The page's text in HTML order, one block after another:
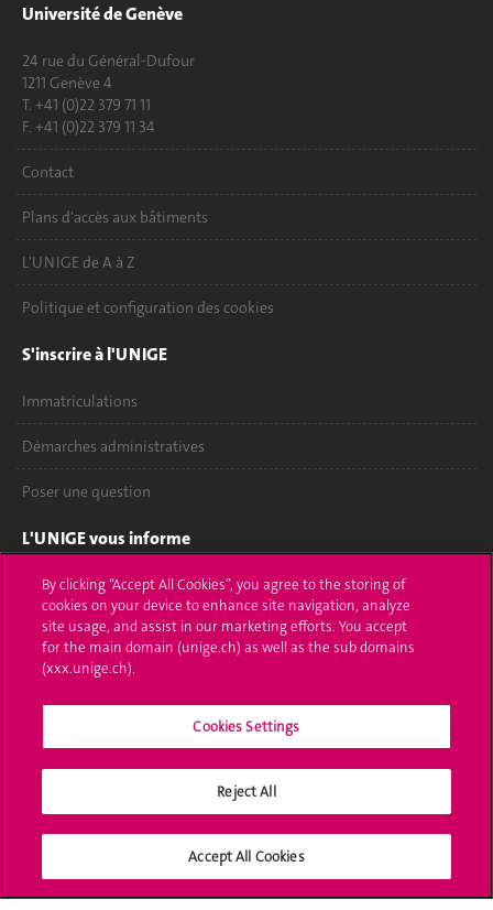
Université de Genève
24 rue du Général-Dufour
1211 Genève 4
T. +41 (0)22 379 71 11
F. +41 (0)22 379 11 34
Contact
Plans d'accès aux bâtiments
L'UNIGE de A à Z
Politique et configuration des cookies
S'inscrire à l'UNIGE
Immatriculations
Démarches administratives
Poser une question
L'UNIGE vous informe
UNIGE Mobile
Médias
Offres d'emploi
Calendrier académique
Médias sociaux UNIGE
By clicking “Accept All Cookies”, you agree to the storing of
cookies on your device to enhance site navigation, analyze
site usage, and assist in our marketing efforts. You accept
for the main domain (unige.ch) as well as the sub domains
(xxx.unige.ch).
Cookies Settings
Reject All
Accept All Cookies